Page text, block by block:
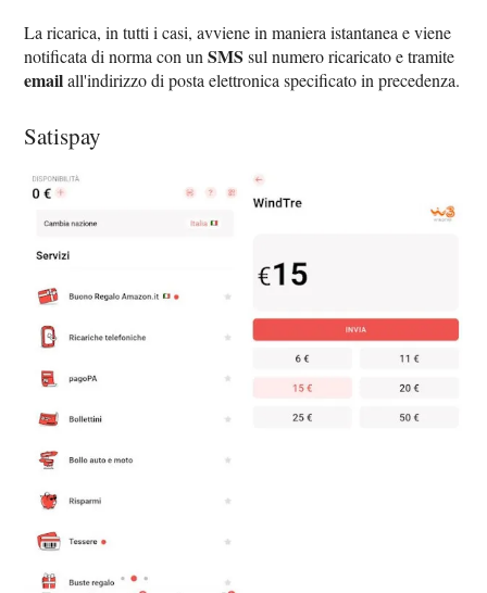
La ricarica, in tutti i casi, avviene in maniera istantanea e viene
notificata di norma con unSMS sul numero ricaricato e tramite
emailall'indirizzo di posta elettronica specificato in precedenza.
Satispay